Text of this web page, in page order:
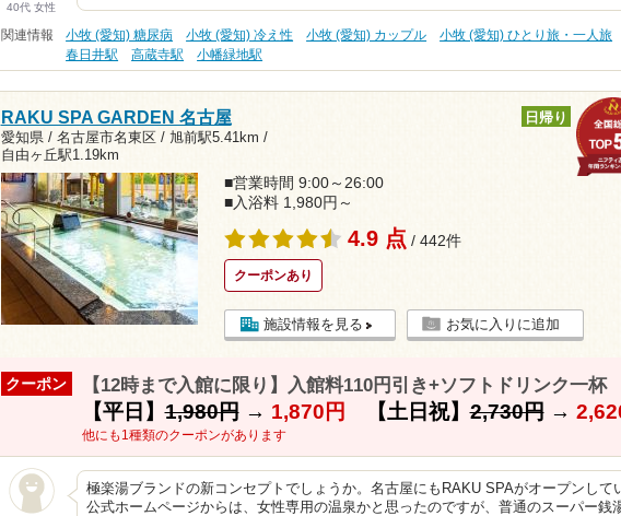
40代 女性
関連情報 小牧 (愛知) 糖尿病 小牧 (愛知) 冷え性 小牧 (愛知) カップル 小牧 (愛知) ひとり旅・一人旅
春日井駅
高蔵寺駅 小幡緑地駅
RAKU SPA GARDEN 名古屋
愛知県 / 名古屋市名東区 / 旭前駅5.41km /
自由ヶ丘駅1.19km
日帰り
■営業時間 9:00～26:00
■入浴料 1,980円～
4.9 点 / 442件
クーポンあり
施設情報を見る お気に入りに追加
クーポン 【12時まで入館に限り】入館料110円引き+ソフトドリンク一杯
【平日】1,980円→ 1,870円 【土日祝】2,730円→
他にも1種類のクーポンがあります
極楽湯ブランドの新コンセプトでしょうか。名古屋にもRAKU SPAがオープンして
公式ホームページからは、女性専用の温泉かと思ったのですが、普通のスーパー銭